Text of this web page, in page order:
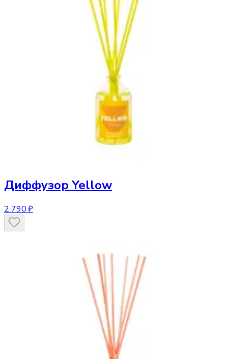
Диффузор Yellow
2 790 ₽